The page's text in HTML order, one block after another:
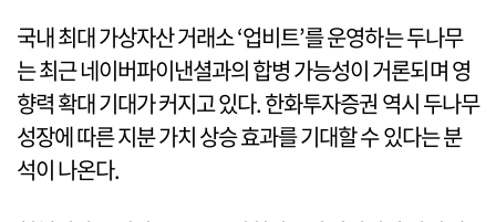
국내 최대 가상자산 거래소 ‘업비트’를 운영하는 두나무
는 최근 네이버파이낸셜과의 합병 가능성이 거론되며 영
향력 확대 기대가 커지고 있다. 한화투자증권 역시 두나무
성장에 따른 지분 가치 상승 효과를 기대할 수 있다는 분
석이 나온다.